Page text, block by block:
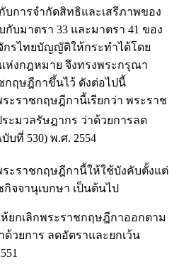
การจำกัดสิทธิและเสรีภาพของ
บมาตรา 33 และมาตรา 41 ของ
รไทยบัญญัติให้กระทำได้โดย
งกฎหมาย จึงทรงพระกรุณา
กฤษฎีกาขึ้นไว้ ดังต่อไปนี้
ะราชกฤษฎีกานี้เรียกว่า พระราช
ะมวลรัษฎากร ว่าด้วยการลด
ที่ 530) พ.ศ. 2554
ระราชกฤษฎีกานี้ให้ใช้บังคับตั้งแต่
จจานุเบกษา เป็นต้นไป
ยกเลิกพระราชกฤษฎีกาออกตาม
วยการ ลดอัตราและยกเว้น